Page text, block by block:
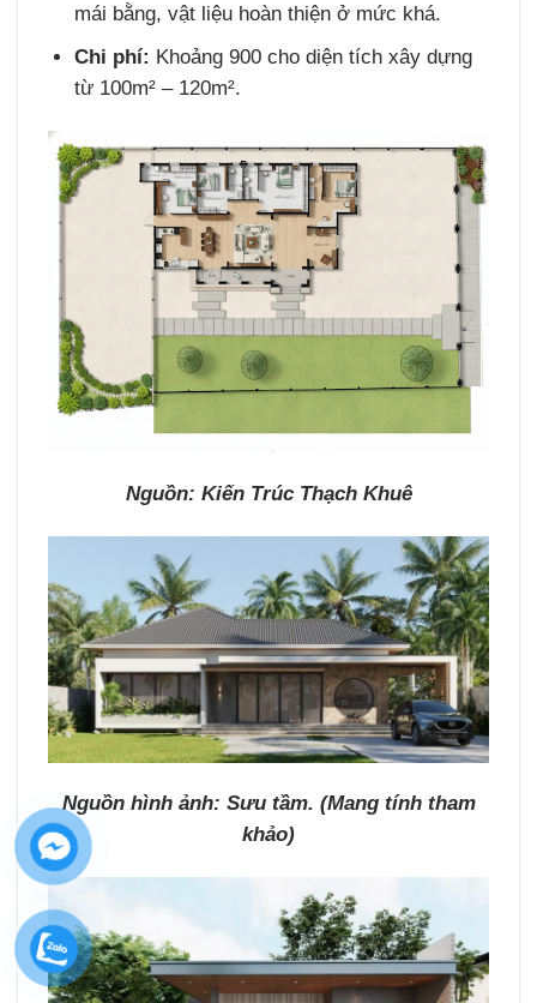
mái bằng, vật liệu hoàn thiện ở mức khá.
Chi phí: Khoảng 900 cho diện tích xây dựng
từ 100m² – 120m².
Nguồn: Kiến Trúc Thạch Khuê
Nguồn hình ảnh: Sưu tầm. (Mang tính tham
khảo)